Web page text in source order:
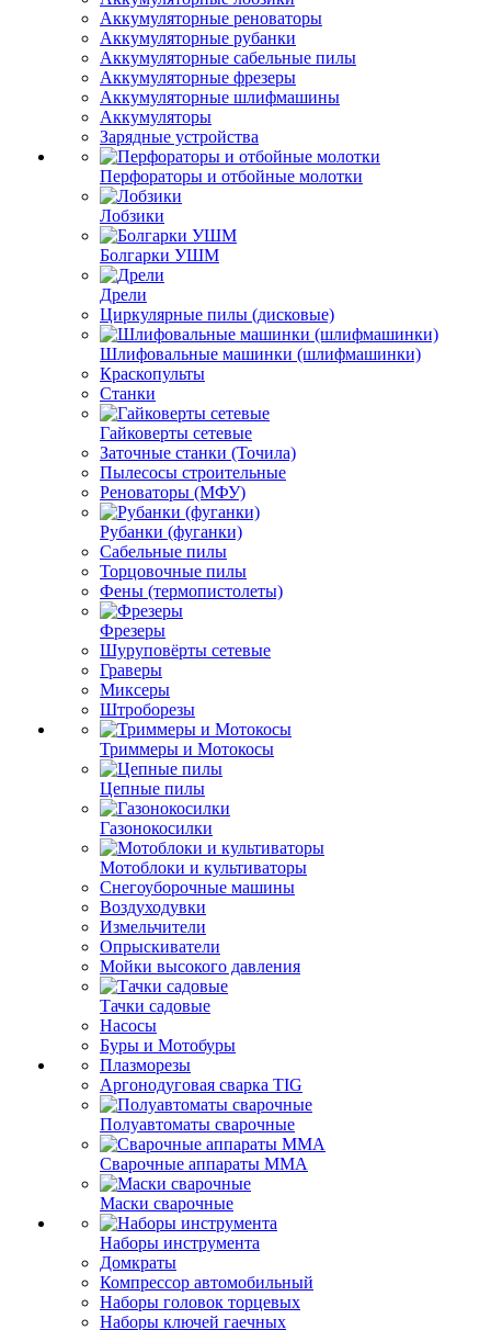
Аккумуляторные реноваторы
Аккумуляторные рубанки
Аккумуляторные сабельные пилы
Аккумуляторные фрезеры
Аккумуляторные шлифмашины
Аккумуляторы
Зарядные устройства
Перфораторы и отбойные молотки
Лобзики
Болгарки УШМ
Дрели
Циркулярные пилы (дисковые)
Шлифовальные машинки (шлифмашинки)
Краскопульты
Станки
Гайковерты сетевые
Заточные станки (Точила)
Пылесосы строительные
Реноваторы (МФУ)
Рубанки (фуганки)
Сабельные пилы
Торцовочные пилы
Фены (термопистолеты)
Фрезеры
Шуруповёрты сетевые
Граверы
Миксеры
Штроборезы
Триммеры и Мотокосы
Цепные пилы
Газонокосилки
Мотоблоки и культиваторы
Снегоуборочные машины
Воздуходувки
Измельчители
Опрыскиватели
Мойки высокого давления
Тачки садовые
Насосы
Буры и Мотобуры
Плазморезы
Аргонодуговая сварка TIG
Полуавтоматы сварочные
Сварочные аппараты ММА
Маски сварочные
Наборы инструмента
Домкраты
Компрессор автомобильный
Наборы головок торцевых
Наборы ключей гаечных